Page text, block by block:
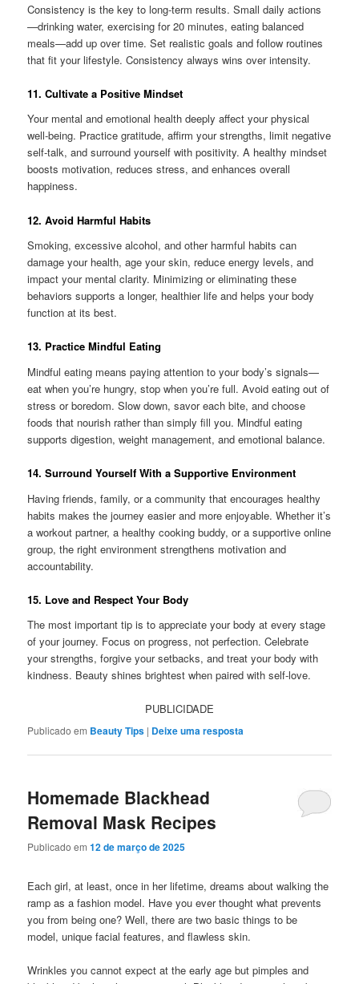
Consistency is the key to long-term results. Small daily actions
—drinking water, exercising for 20 minutes, eating balanced
meals—add up over time. Set realistic goals and follow routines
that fit your lifestyle. Consistency always wins over intensity.
11. Cultivate a Positive Mindset
Your mental and emotional health deeply affect your physical
well-being. Practice gratitude, affirm your strengths, limit negative
self-talk, and surround yourself with positivity. A healthy mindset
boosts motivation, reduces stress, and enhances overall
happiness.
12. Avoid Harmful Habits
Smoking, excessive alcohol, and other harmful habits can
damage your health, age your skin, reduce energy levels, and
impact your mental clarity. Minimizing or eliminating these
behaviors supports a longer, healthier life and helps your body
function at its best.
13. Practice Mindful Eating
Mindful eating means paying attention to your body’s signals—
eat when you’re hungry, stop when you’re full. Avoid eating out of
stress or boredom. Slow down, savor each bite, and choose
foods that nourish rather than simply fill you. Mindful eating
supports digestion, weight management, and emotional balance.
14. Surround Yourself With a Supportive Environment
Having friends, family, or a community that encourages healthy
habits makes the journey easier and more enjoyable. Whether it’s
a workout partner, a healthy cooking buddy, or a supportive online
group, the right environment strengthens motivation and
accountability.
15. Love and Respect Your Body
The most important tip is to appreciate your body at every stage
of your journey. Focus on progress, not perfection. Celebrate
your strengths, forgive your setbacks, and treat your body with
kindness. Beauty shines brightest when paired with self-love.
PUBLICIDADE
Publicado em Beauty Tips | Deixe uma resposta
Homemade Blackhead
Removal Mask Recipes
Publicado em12 de março de 2025
Each girl, at least, once in her lifetime, dreams about walking the
ramp as a fashion model. Have you ever thought what prevents
you from being one? Well, there are two basic things to be
model, unique facial features, and flawless skin.
Wrinkles you cannot expect at the early age but pimples and